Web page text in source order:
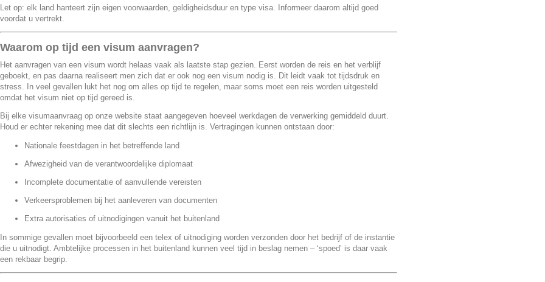
Let op: elk land hanteert zijn eigen voorwaarden, geldigheidsduur en type visa. Informeer daarom altijd goed
voordat u vertrekt.
Waarom op tijd een visum aanvragen?
Het aanvragen van een visum wordt helaas vaak als laatste stap gezien. Eerst worden de reis en het verblijf
geboekt, en pas daarna realiseert men zich dat er ook nog een visum nodig is. Dit leidt vaak tot tijdsdruk en
stress. In veel gevallen lukt het nog om alles op tijd te regelen, maar soms moet een reis worden uitgesteld
omdat het visum niet op tijd gereed is.
Bij elke visumaanvraag op onze website staat aangegeven hoeveel werkdagen de verwerking gemiddeld duurt.
Houd er echter rekening mee dat dit slechts een richtlijn is. Vertragingen kunnen ontstaan door:
Nationale feestdagen in het betreffende land
Afwezigheid van de verantwoordelijke diplomaat
Incomplete documentatie of aanvullende vereisten
Verkeersproblemen bij het aanleveren van documenten
Extra autorisaties of uitnodigingen vanuit het buitenland
In sommige gevallen moet bijvoorbeeld een telex of uitnodiging worden verzonden door het bedrijf of de instantie
die u uitnodigt. Ambtelijke processen in het buitenland kunnen veel tijd in beslag nemen – ‘spoed’ is daar vaak
een rekbaar begrip.